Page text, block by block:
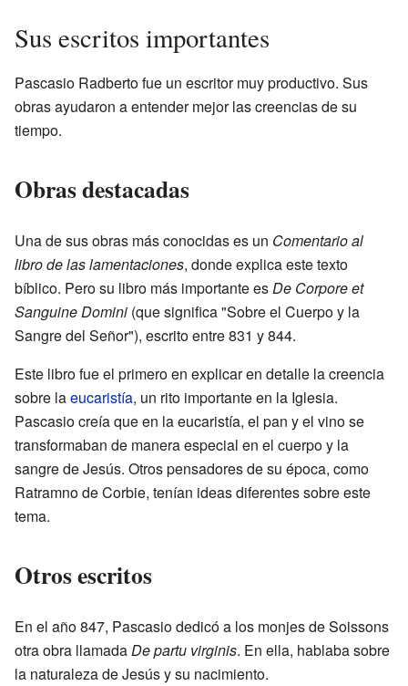
Sus escritos importantes
Pascasio Radberto fue un escritor muy productivo. Sus
obras ayudaron a entender mejor las creencias de su
tiempo.
Obras destacadas
Una de sus obras más conocidas es un Comentario al
libro de las lamentaciones, donde explica este texto
bíblico. Pero su libro más importante esDe Corpore et
Sanguine Domini (que significa "Sobre el Cuerpo y la
Sangre del Señor"), escrito entre 831 y 844.
Este libro fue el primero en explicar en detalle la creencia
sobre laeucaristía, un rito importante en la Iglesia.
Pascasio creía que en la eucaristía, el pan y el vino se
transformaban de manera especial en el cuerpo y la
sangre de Jesús. Otros pensadores de su época, como
Ratramno de Corbie, tenían ideas diferentes sobre este
tema.
Otros escritos
En el año 847, Pascasio dedicó a los monjes de Soissons
otra obra llamadaDe partu virginis. En ella, hablaba sobre
la naturaleza de Jesús y su nacimiento.